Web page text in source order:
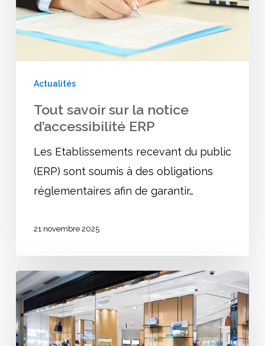
d’accessibilité
ERP
Actualités
Tout savoir sur la notice
d’accessibilité ERP
Les Etablissements recevant du public
(ERP) sont soumis à des obligations
réglementaires afin de garantir…
21 novembre 2025
ERP
type
M
: